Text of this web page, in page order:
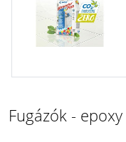
Fugázók - epoxy